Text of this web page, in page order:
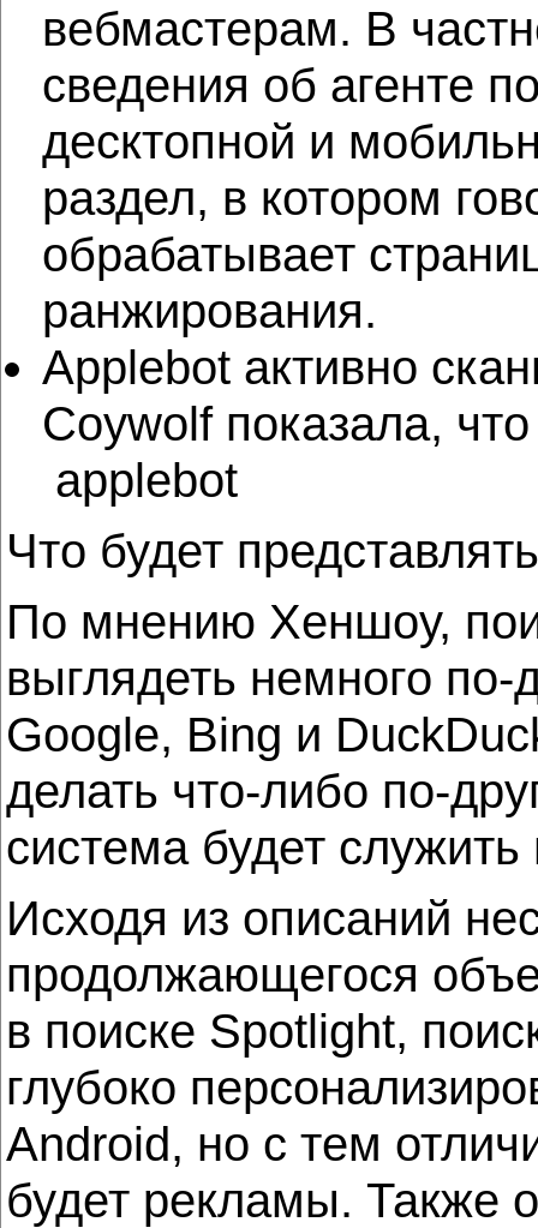
вебмастерам. В
сведения об агенте
десктопной и
раздел, в котором
обрабатывает
ранжирования.
Applebot активно
Coywolf показала,
applebot
Что будет
По мнению Хеншоу,
выглядеть немного по-
Google, Bing и
делать что-либо по-
система будет
Исходя из описаний
продолжающегося
в поиске Spotlight,
глубоко
Android, но с тем
будет рекламы. Также